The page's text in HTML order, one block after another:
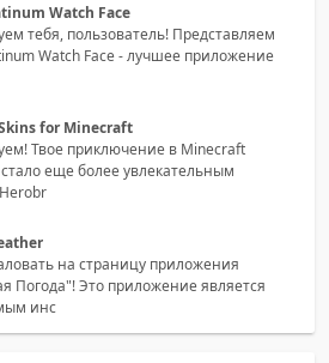
Watch Face
тебя, пользователь! Представляем
Watch Face - лучшее приложение
for Minecraft
Твое приключение в Minecraft
стало еще более увлекательным
на страницу приложения
Погода"! Это приложение является
инс